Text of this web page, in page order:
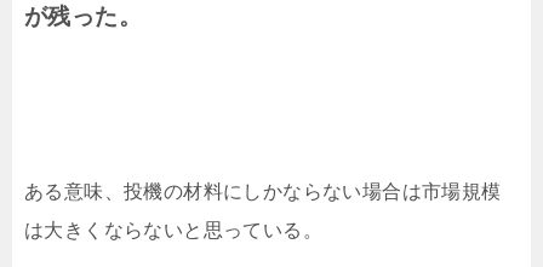
が残った。
ある意味、投機の材料にしかならない場合は市場規模
は大きくならないと思っている。